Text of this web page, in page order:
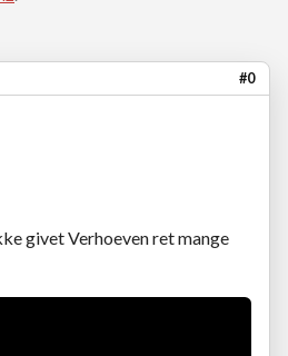
#0
givet Verhoeven ret mange